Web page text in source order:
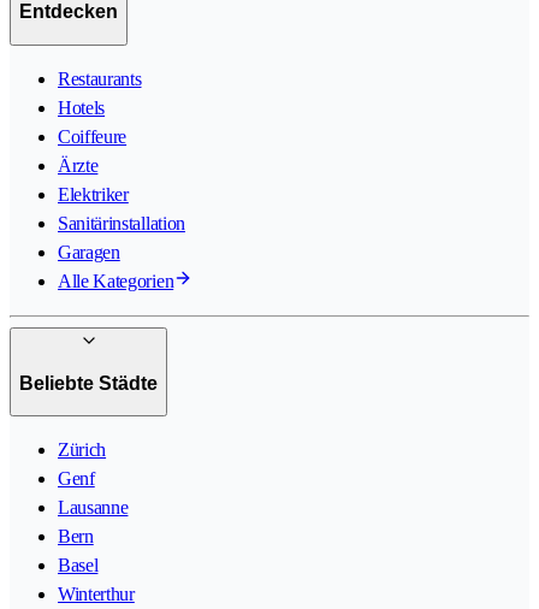
Entdecken
Restaurants
Hotels
Coiffeure
Ärzte
Elektriker
Sanitärinstallation
Garagen
Alle Kategorien
Beliebte Städte
Zürich
Genf
Lausanne
Bern
Basel
Winterthur